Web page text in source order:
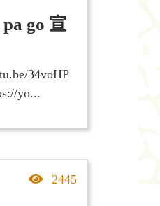
go 宣
34voHP
yo...
點擊率
2445